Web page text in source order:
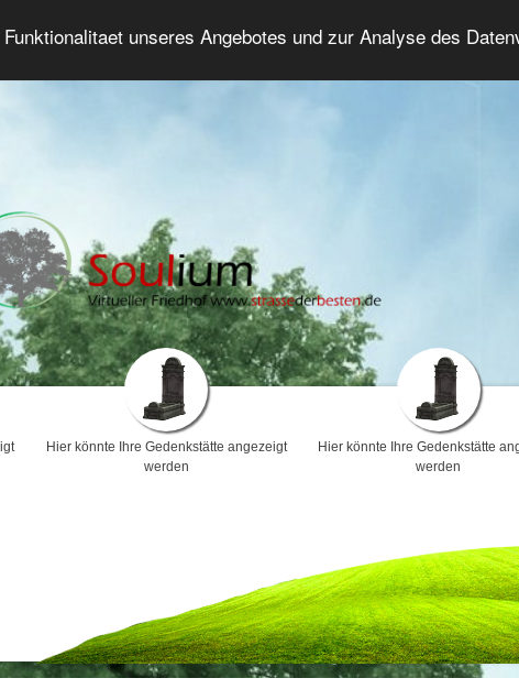
unseres Angebotes und zur Analyse des
Trauerforum Erweiterte Suche Anmelden
Hier könnte Ihre Gedenkstätte angezeigt
werden
Hier könnte Ihre Gedenkstätte
werden